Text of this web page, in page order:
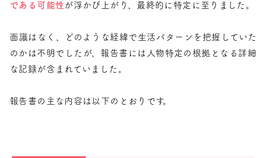
である可能性 が浮かび上がり、最終的に特定に至りました。
面識はなく、どのような経緯で生活パターンを把握していた
のかは不明でしたが、報告書には人物特定の根拠となる詳細
な記録が含まれていました。
報告書の主な内容は以下のとおりです。